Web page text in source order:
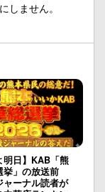
しません。
明日】KAB「熊
挙」の放送前
ャーナル読者が